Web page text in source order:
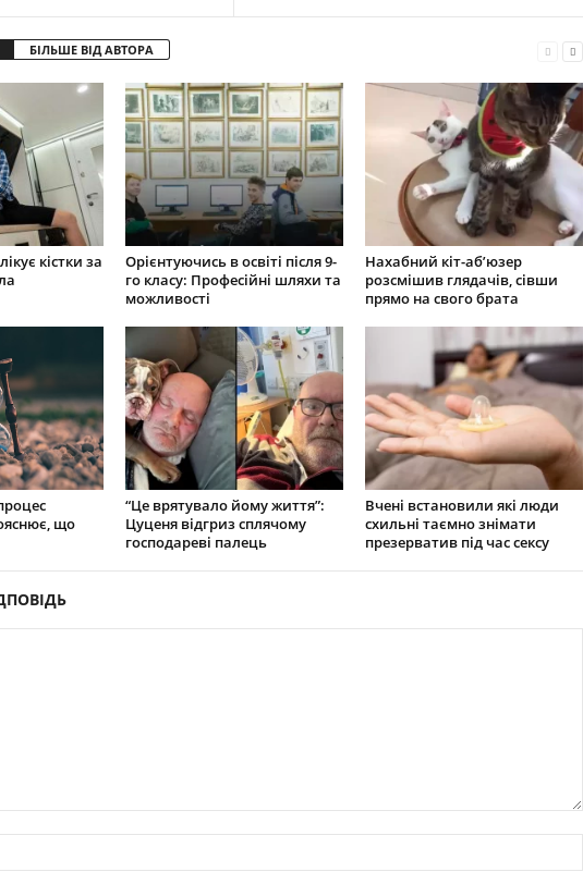
БІЛЬШЕ ВІД АВТОРА
кістки за
Орієнтуючись в освіті після 9-
го класу: Професійні шляхи та
можливості
Нахабний кіт-аб’юзер
розсмішив глядачів, сівши
прямо на свого брата
що
“Це врятувало йому життя”:
Цуценя відгриз сплячому
господареві палець
Вчені встановили які люди
схильні таємно знімати
презерватив під час сексу